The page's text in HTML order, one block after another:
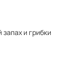
и грибки